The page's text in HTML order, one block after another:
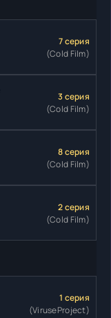
7 серия
(Cold Film)
3 серия
(Cold Film)
8 серия
(Cold Film)
2 серия
(Cold Film)
1 серия
(ViruseProject)